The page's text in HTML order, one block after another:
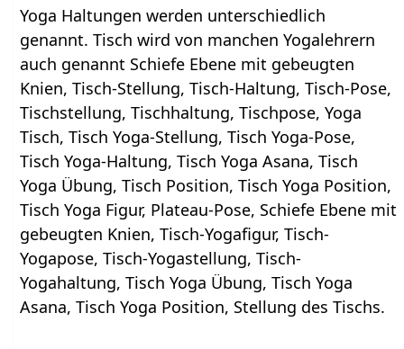
Yoga Haltungen werden unterschiedlich
genannt. Tisch wird von manchen Yogalehrern
auch genannt Schiefe Ebene mit gebeugten
Knien, Tisch-Stellung, Tisch-Haltung, Tisch-Pose,
Tischstellung, Tischhaltung, Tischpose, Yoga
Tisch, Tisch Yoga-Stellung, Tisch Yoga-Pose,
Tisch Yoga-Haltung, Tisch Yoga Asana, Tisch
Yoga Übung, Tisch Position, Tisch Yoga Position,
Tisch Yoga Figur, Plateau-Pose, Schiefe Ebene mit
gebeugten Knien, Tisch-Yogafigur, Tisch-
Yogapose, Tisch-Yogastellung, Tisch-
Yogahaltung, Tisch Yoga Übung, Tisch Yoga
Asana, Tisch Yoga Position, Stellung des Tischs.